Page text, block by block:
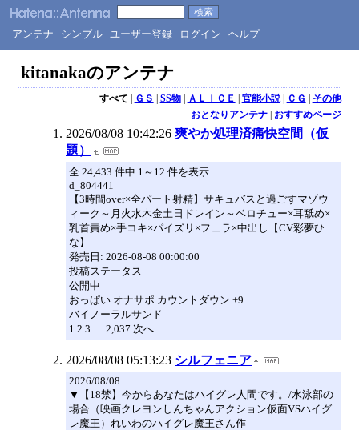
アンテナ シンプル ユーザー登録 ログイン ヘルプ
kitanakaのアンテナ
すべて | ＧＳ | SS物| ＡＬＩＣＥ | 官能小説| ＣＧ | その他
おとなりアンテナ| おすすめページ
2026/08/08 10:42:26 爽やか処理済痛快空間（仮
題）
全 24,433 件中 1～12 件を表示
d_804441
【3時間over×全パート射精】サキュバスと過ごすマゾウ
ィーク～月火水木金土日ドレイン～ベロチュー×耳舐め×
乳首責め×手コキ×パイズリ×フェラ×中出し【CV彩夢ひ
な】
発売日: 2026-08-08 00:00:00
投稿ステータス
公開中
おっぱい オナサポ カウントダウン +9
バイノーラルサンド
1 2 3 … 2,037 次へ
2026/08/08 05:13:23 シルフェニア
2026/08/08
▼【18禁】今からあなたはハイグレ人間です。/水泳部の
場合（映画クレヨンしんちゃんアクション仮面VSハイグ
レ魔王）れいわのハイグレ魔王さん作